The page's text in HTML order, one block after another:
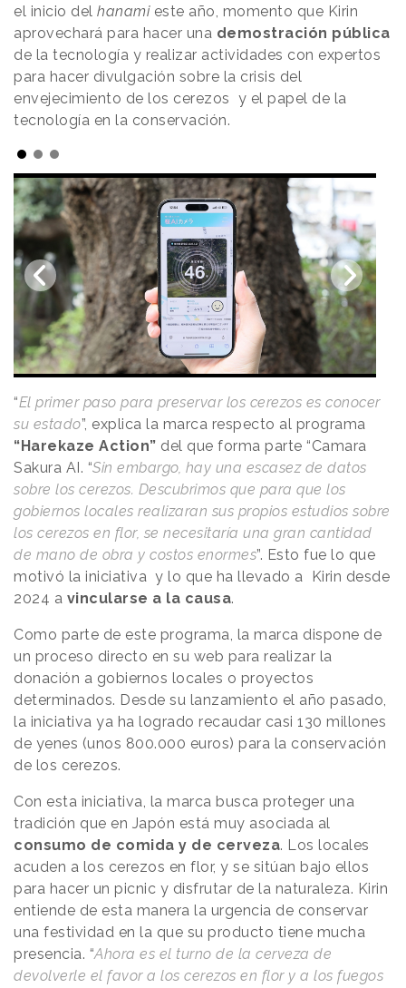
el inicio del hanamieste año, momento que Kirin
aprovechará para hacer una demostración pública
de la tecnología y realizar actividades con expertos
para hacer divulgación sobre la crisis del
envejecimiento de los cerezos y el papel de la
tecnología en la conservación.
“El primer paso para preservar los cerezos es conocer
su estado”, explica la marca respecto al programa
“Harekaze Action” del que forma parte “Camara
Sakura AI. “Sin embargo, hay una escasez de datos
sobre los cerezos. Descubrimos que para que los
gobiernos locales realizaran sus propios estudios sobre
los cerezos en flor, se necesitaría una gran cantidad
de mano de obra y costos enormes”. Esto fue lo que
motivó la iniciativa y lo que ha llevado a Kirin desde
2024 a vincularse a la causa.
Como parte de este programa, la marca dispone de
un proceso directo en su web para realizar la
donación a gobiernos locales o proyectos
determinados. Desde su lanzamiento el año pasado,
la iniciativa ya ha logrado recaudar casi 130 millones
de yenes (unos 800.000 euros) para la conservación
de los cerezos.
Con esta iniciativa, la marca busca proteger una
tradición que en Japón está muy asociada al
consumo de comida y de cerveza. Los locales
acuden a los cerezos en flor, y se sitúan bajo ellos
para hacer un picnic y disfrutar de la naturaleza. Kirin
entiende de esta manera la urgencia de conservar
una festividad en la que su producto tiene mucha
presencia. “Ahora es el turno de la cerveza de
devolverle el favor a los cerezos en flor y a los fuegos